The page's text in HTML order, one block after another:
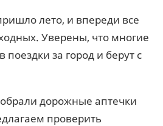
лето, и впереди все
Уверены, что многие
за город и берут с
дорожные аптечки
проверить